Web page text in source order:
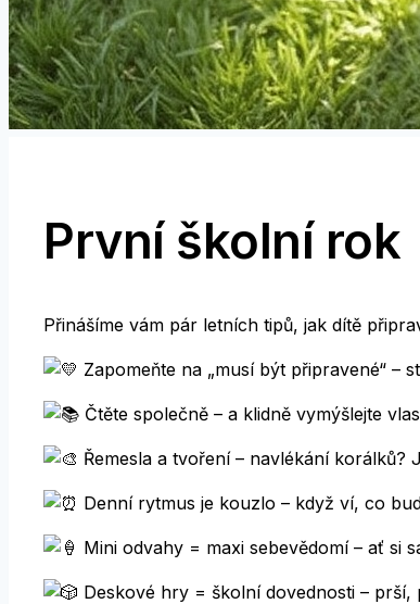
První školní rok
Přinášíme vám pár letních tipů, jak dítě
Zapomeňte na „musí být připravené“ –
Čtěte společně – a klidně vymýšlejte
Řemesla a tvoření – navlékání korálků?
Denní rytmus je kouzlo – když ví, co
Mini odvahy = maxi sebevědomí – ať si
Deskové hry = školní dovednosti –